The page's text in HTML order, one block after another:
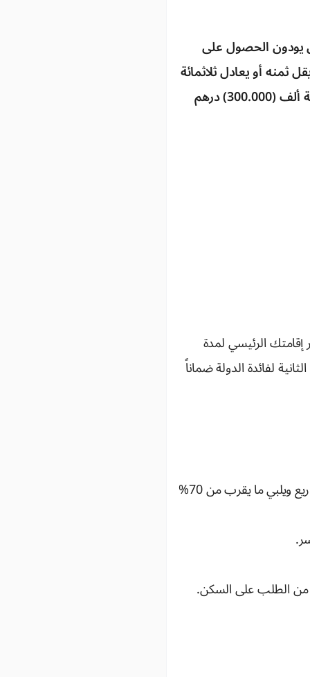
يودون الحصول على
من أجل اقتناء سكن يقل ثمنه أو يعادل ثلاثمائة
ألف (300.000) درهم؛ سبعون ألف (70.000 درهم من أجل اقتناء سكن يفوق ثمنه ثلاثمائة ألف (300.000) درهم
الرئيسي لمدة
لفائدة الدولة ضماناً
تغطية الاحتياجات السكنية لفئتين اجتماعيتين، مما سيعزز بشكل كبير الاندماج في المشاريع ويلبي ما يقرب من 70%
من الطلب على السكن.